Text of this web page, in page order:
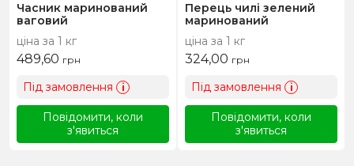
Часник маринований
ваговий
ціна за 1 кг
489,60 грн
Під замовлення i
Повідомити, коли
з'явиться
Перець чилі зелений
маринований
ціна за 1 кг
324,00 грн
Під замовлення i
Повідомити, коли
з'явиться